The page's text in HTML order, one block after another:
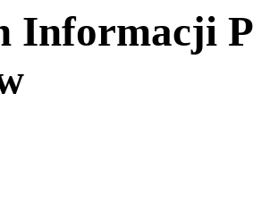
Informacji